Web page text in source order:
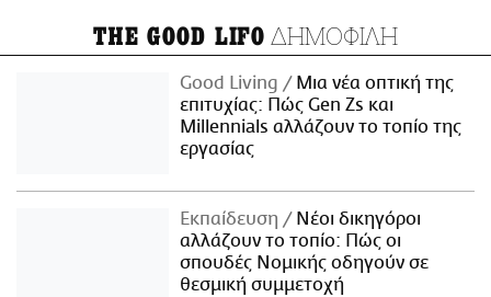
THE GOOD LIFO ΔΗΜΟΦΙΛΗ
Good Living
Μια νέα οπτική της
επιτυχίας: Πώς Gen Zs και
Millennials αλλάζουν το τοπίο της
εργασίας
Εκπαίδευση
Νέοι δικηγόροι
αλλάζουν το τοπίο: Πώς οι
σπουδές Νομικής οδηγούν σε
θεσμική συμμετοχή